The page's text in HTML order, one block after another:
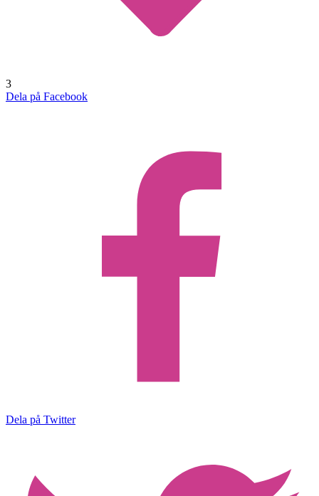
3
Dela på Facebook
Dela på Twitter